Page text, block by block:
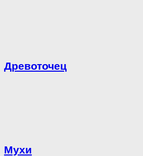
Древоточец
Мухи